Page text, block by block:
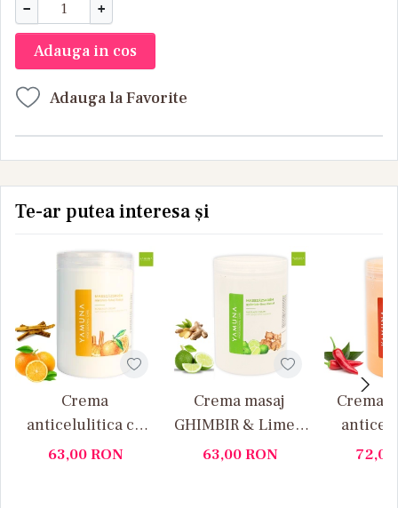
− +
Adauga in cos
Adauga la Favorite
Te-ar putea interesa și
Crema
anticelulitica cu
portocale si
63,00RON
Crema masaj
GHIMBIR & Lime –
Yamuna 1000ML
63,00RON
Crema
extract
72,00